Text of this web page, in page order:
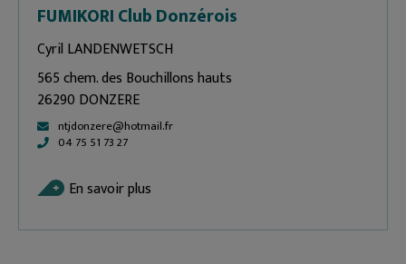
FUMIKORI Club Donzérois
Cyril LANDENWETSCH
565 chem. des Bouchillons hauts
26290 DONZERE
ntjdonzere@hotmail.fr
04 75 51 73 27
En savoir plus